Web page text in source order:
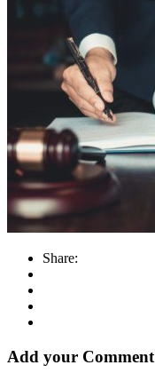
Share:
Add your Comment